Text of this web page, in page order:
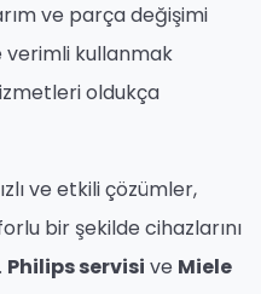
ve parça değişimi
verimli kullanmak
oldukça
ve etkili çözümler,
bir şekilde cihazlarını
Philips servisi ve Miele